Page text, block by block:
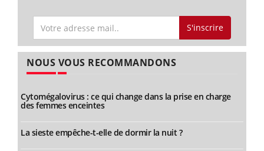
S'inscrire
NOUS VOUS RECOMMANDONS
Cytomégalovirus : ce qui change dans la prise en charge
des femmes enceintes
La sieste empêche-t-elle de dormir la nuit ?